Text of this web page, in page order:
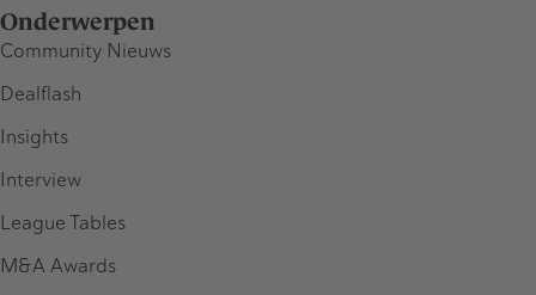
Onderwerpen
Community Nieuws
Dealflash
Insights
Interview
League Tables
M&A Awards